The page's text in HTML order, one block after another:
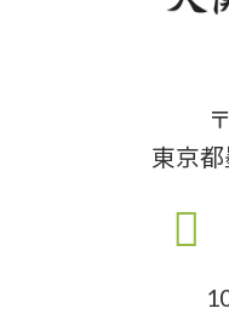
東京